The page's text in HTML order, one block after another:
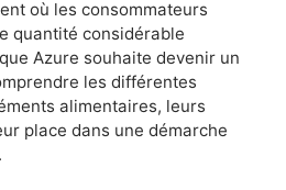
où les consommateurs
quantité considérable
Azure souhaite devenir un
les différentes
alimentaires, leurs
place dans une démarche